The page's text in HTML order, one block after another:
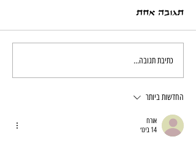
תגובה אחת
כתיבת תגובה...
החדשות ביותר
אורח
14 בינו׳